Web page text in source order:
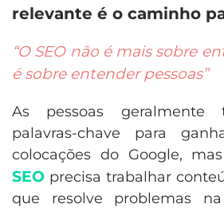
relevante é o caminho
“O SEO não é mais sobre
é sobre entender pessoas”
As pessoas geralmente
palavras-chave para
colocações do Google,
SEO precisa trabalhar
que resolve problemas